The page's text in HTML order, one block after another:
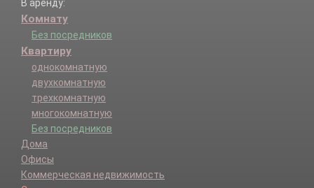
В аренду:
Комнату
Без посредников
Квартиру
однокомнатную
двухкомнатную
трехкомнатную
многокомнатную
Без посредников
Дома
Офисы
Коммерческая недвижимость